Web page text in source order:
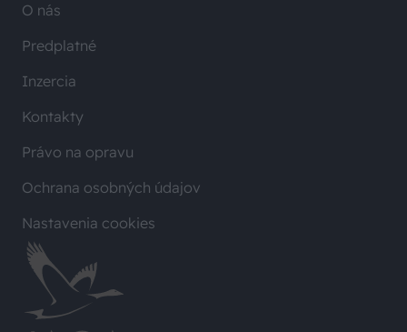
O nás
Predplatné
Inzercia
Kontakty
Právo na opravu
Ochrana osobných údajov
Nastavenia cookies